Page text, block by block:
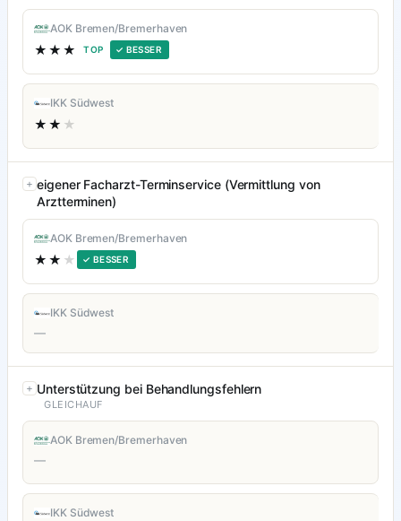
AOK Bremen/Bremerhaven
★★★ TOP ✓ BESSER
IKK Südwest
★★ ★
eigener Facharzt-Terminservice (Vermittlung von
Arztterminen)
AOK Bremen/Bremerhaven
★★ ★ ✓ BESSER
IKK Südwest
—
Unterstützung bei Behandlungsfehlern
GLEICHAUF
AOK Bremen/Bremerhaven
—
IKK Südwest